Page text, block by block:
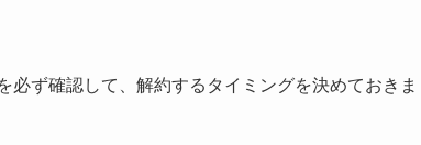
必ず確認して、解約するタイミングを決めておきま